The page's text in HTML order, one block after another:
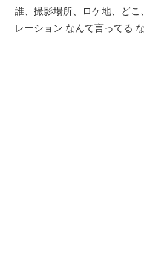
誰、撮影場所、ロケ地、ど
レーション なんて言ってる